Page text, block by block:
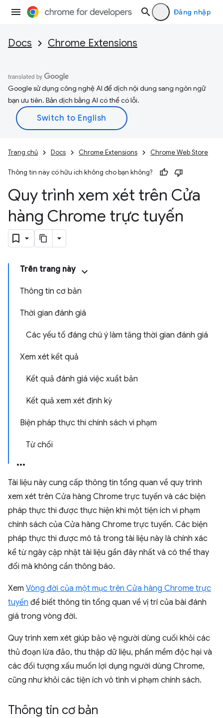
Đăng nhập
Docs Chrome Extensions
Google sử dụng công nghệ AI để dịch nội dung sang ngôn ngữ
bạn ưu tiên. Bản dịch bằng AI có thể có lỗi.
Trang chủ Docs Chrome Extensions Chrome Web Store
Thông tin này có hữu ích không cho bạn không?
Quy trình xem xét trên Cửa
hàng Chrome trực tuyến
Trên trang này
Thông tin cơ bản
Thời gian đánh giá
Các yếu tố đáng chú ý làm tăng thời gian đánh giá
Xem xét kết quả
Kết quả đánh giá việc xuất bản
Kết quả xem xét định kỳ
Biện pháp thực thi chính sách vi phạm
Từ chối
Tài liệu này cung cấp thông tin tổng quan về quy trình
xem xét trên Cửa hàng Chrome trực tuyến và các biện
pháp thực thi được thực hiện khi một tiện ích vi phạm
chính sách của Cửa hàng Chrome trực tuyến. Các biện
pháp thực thi được mô tả trong tài liệu này là chính xác
kể từ ngày cập nhật tài liệu gần đây nhất và có thể thay
đổi mà không cần thông báo.
Xem Vòng đời của một mục trên Cửa hàng Chrome trực
tuyến để biết thông tin tổng quan về vị trí của bài đánh
giá trong vòng đời.
Quy trình xem xét giúp bảo vệ người dùng cuối khỏi các
thủ đoạn lừa đảo, thu thập dữ liệu, phần mềm độc hại và
các đối tượng xấu muốn lợi dụng người dùng Chrome,
cũng như khỏi các tiện ích vô tình vi phạm chính sách.
Thông tin cơ bản